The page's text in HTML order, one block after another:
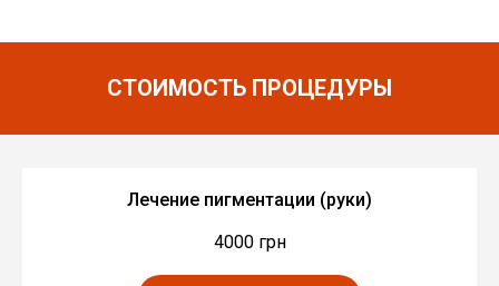
СТОИМОСТЬ ПРОЦЕДУРЫ
Лечение пигментации (руки)
4000 грн